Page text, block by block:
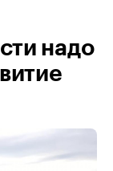
надо